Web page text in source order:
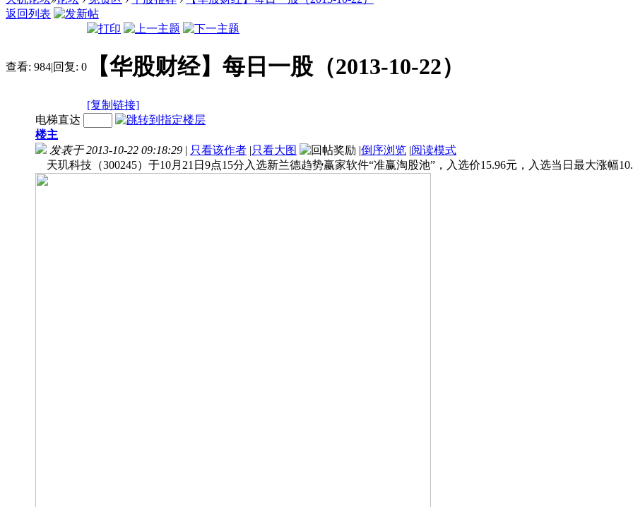
返回列表
查看: 984|回复: 0 【华股财经】每日一股（2013-10-22）
[复制链接]
电梯直达
楼主
发表于 2013-10-22 09:18:29 | 只看该作者 |只看大图 |倒序浏览 |阅读模式
天玑科技（300245）于10月21日9点15分入选新兰德趋势赢家软件“准赢淘股池”，入选价15.96元，入选当日最大涨幅